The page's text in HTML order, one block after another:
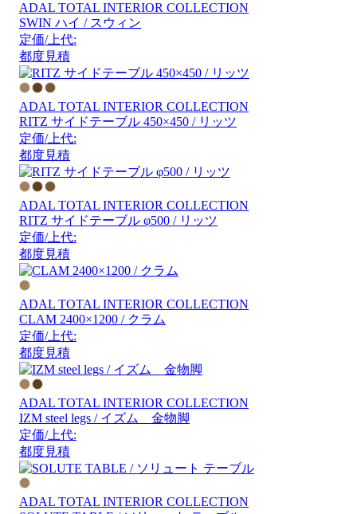
ADAL TOTAL INTERIOR COLLECTION
SWIN ハイ / スウィン
定価/上代:
都度見積
ADAL TOTAL INTERIOR COLLECTION
RITZ サイドテーブル 450×450 / リッツ
定価/上代:
都度見積
ADAL TOTAL INTERIOR COLLECTION
RITZ サイドテーブル φ500 / リッツ
定価/上代:
都度見積
ADAL TOTAL INTERIOR COLLECTION
CLAM 2400×1200 / クラム
定価/上代:
都度見積
ADAL TOTAL INTERIOR COLLECTION
IZM steel legs / イズム 金物脚
定価/上代:
都度見積
ADAL TOTAL INTERIOR COLLECTION